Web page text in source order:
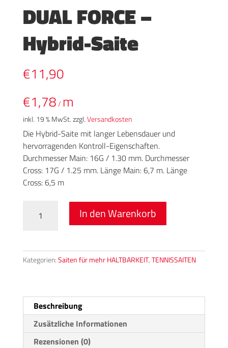
DUAL FORCE –
Hybrid-Saite
€11,90
€1,78/ m
inkl. 19 % MwSt.zzgl.Versandkosten
Die Hybrid-Saite mit langer Lebensdauer und
hervorragenden Kontroll-Eigenschaften.
Durchmesser Main: 16G / 1.30 mm. Durchmesser
Cross: 17G / 1.25 mm. Länge Main: 6,7 m. Länge
Cross: 6,5 m
FORCE
Saite
Menge
In den Warenkorb
Kategorien:Saiten für mehr HALTBARKEIT,TENNISSAITEN
Beschreibung
Zusätzliche Informationen
Rezensionen (0)